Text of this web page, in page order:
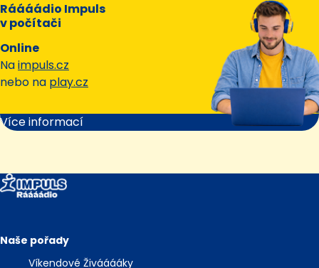
Ráááádio Impuls
v počítači
Online
Naimpuls.cz
nebo na play.cz
Více informací
Naše pořady
Víkendové Živááááky